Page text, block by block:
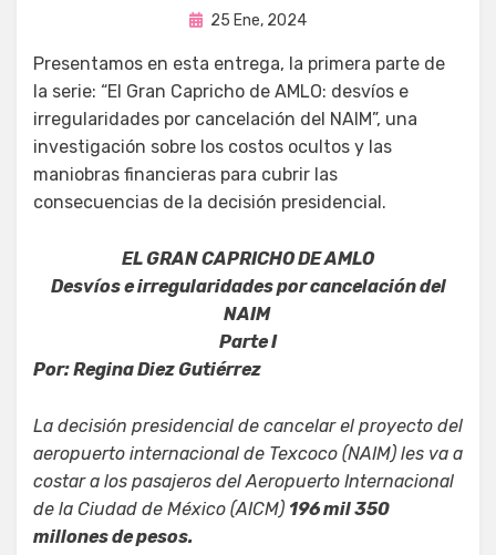
porFernando Miranda Servín
Publicada
25 Ene, 2024
Presentamos en esta entrega, la primera parte de
la serie: “El Gran Capricho de AMLO: desvíos e
irregularidades por cancelación del NAIM”, una
investigación sobre los costos ocultos y las
maniobras financieras para cubrir las
consecuencias de la decisión presidencial.
EL GRAN CAPRICHO DE AMLO
Desvíos e irregularidades por cancelación del
NAIM
Parte I
Por: Regina Diez Gutiérrez
La decisión presidencial de cancelar el proyecto del
aeropuerto internacional de Texcoco (NAIM) les va a
costar a los pasajeros del Aeropuerto Internacional
de la Ciudad de México (AICM) 196 mil 350
millones de pesos.